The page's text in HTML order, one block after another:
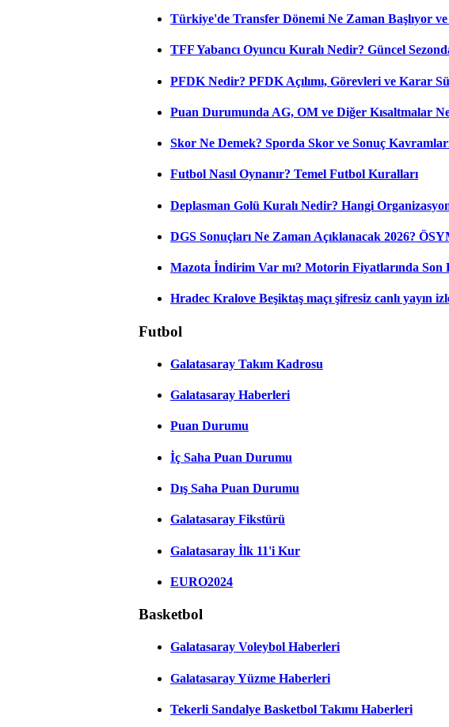
Türkiye'de Transfer Dönemi Ne Zaman Başlıyor
TFF Yabancı Oyuncu Kuralı Nedir? Güncel
PFDK Nedir? PFDK Açılımı, Görevleri ve Karar
Puan Durumunda AG, OM ve Diğer Kısaltmalar
Skor Ne Demek? Sporda Skor ve Sonuç
Futbol Nasıl Oynanır? Temel Futbol Kuralları
Deplasman Golü Kuralı Nedir? Hangi
DGS Sonuçları Ne Zaman Açıklanacak 2026?
Mazota İndirim Var mı? Motorin Fiyatlarında Son
Hradec Kralove Beşiktaş maçı şifresiz canlı yayın
Futbol
Galatasaray Takım Kadrosu
Galatasaray Haberleri
Puan Durumu
İç Saha Puan Durumu
Dış Saha Puan Durumu
Galatasaray Fikstürü
Galatasaray İlk 11'i Kur
EURO2024
Basketbol
Galatasaray Voleybol Haberleri
Galatasaray Yüzme Haberleri
Tekerli Sandalye Basketbol Takımı Haberleri